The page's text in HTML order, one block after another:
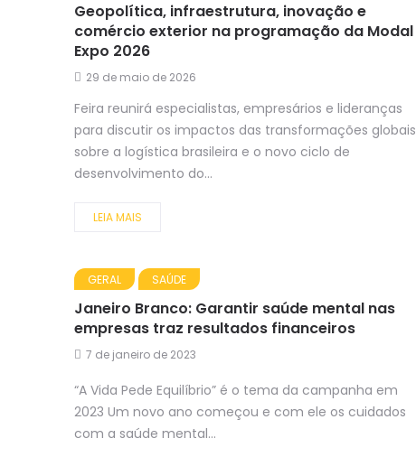
Geopolítica, infraestrutura, inovação e
comércio exterior na programação da Modal
Expo 2026
29 de maio de 2026
Feira reunirá especialistas, empresários e lideranças
para discutir os impactos das transformações globais
sobre a logística brasileira e o novo ciclo de
desenvolvimento do...
LEIA MAIS
GERAL SAÚDE
Janeiro Branco: Garantir saúde mental nas
empresas traz resultados financeiros
7 de janeiro de 2023
“A Vida Pede Equilíbrio” é o tema da campanha em
2023 Um novo ano começou e com ele os cuidados
com a saúde mental...